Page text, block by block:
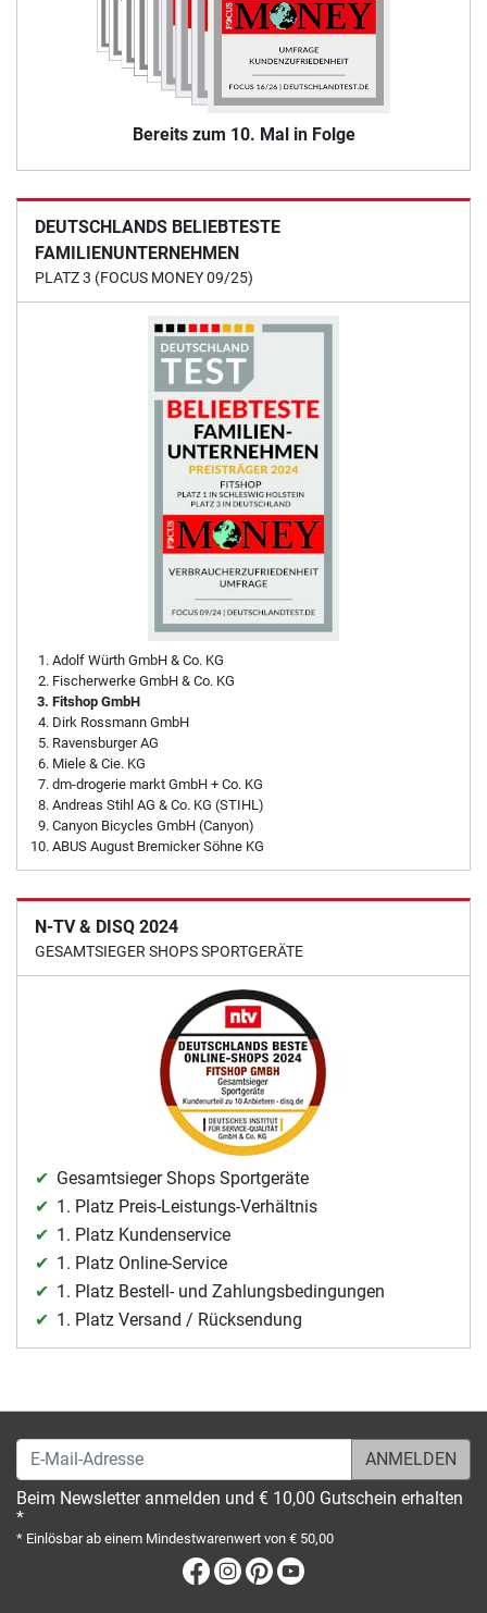
Bereits zum 10. Mal in Folge
DEUTSCHLANDS BELIEBTESTE
FAMILIENUNTERNEHMEN
PLATZ 3 (FOCUS MONEY 09/25)
Adolf Würth GmbH & Co. KG
Fischerwerke GmbH & Co. KG
Fitshop GmbH
Dirk Rossmann GmbH
Ravensburger AG
Miele & Cie. KG
dm-drogerie markt GmbH + Co. KG
Andreas Stihl AG & Co. KG (STIHL)
Canyon Bicycles GmbH (Canyon)
ABUS August Bremicker Söhne KG
N-TV & DISQ 2024
GESAMTSIEGER SHOPS SPORTGERÄTE
Gesamtsieger Shops Sportgeräte
1. Platz Preis-Leistungs-Verhältnis
1. Platz Kundenservice
1. Platz Online-Service
1. Platz Bestell- und Zahlungsbedingungen
1. Platz Versand / Rücksendung
E-Mail-Adresse
Beim Newsletter anmelden und € 10,00 Gutschein erhalten
*
* Einlösbar ab einem Mindestwarenwert von € 50,00
Facebook
Instagram
Pinterest